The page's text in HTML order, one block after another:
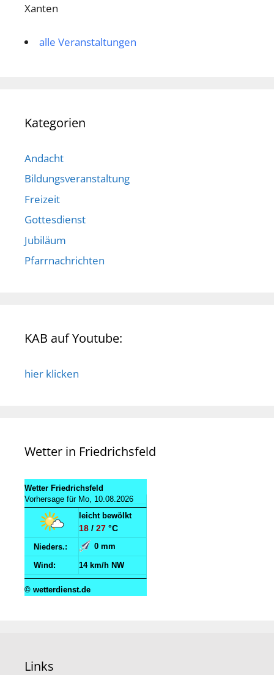
Xanten
alle Veranstaltungen
Kategorien
Andacht
Bildungsveranstaltung
Freizeit
Gottesdienst
Jubiläum
Pfarrnachrichten
KAB auf Youtube:
hier klicken
Wetter in Friedrichsfeld
Wetter Friedrichsfeld
Vorhersage für Mo, 10.08.2026
leicht bewölkt
18 / 27 °C
Nieders.: 0 mm
Wind: 14 km/h NW
© wetterdienst.de
Links